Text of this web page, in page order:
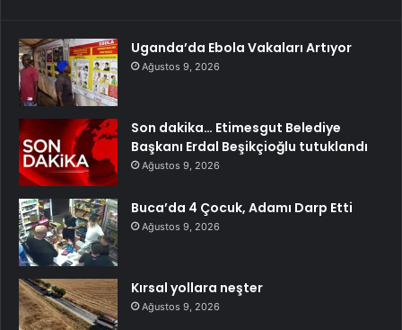
Uganda’da Ebola Vakaları Artıyor
Ağustos 9, 2026
Son dakika… Etimesgut Belediye
Başkanı Erdal Beşikçioğlu tutuklandı
Ağustos 9, 2026
Buca’da 4 Çocuk, Adamı Darp Etti
Ağustos 9, 2026
Kırsal yollara neşter
Ağustos 9, 2026